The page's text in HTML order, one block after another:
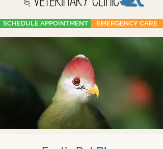
SCHEDULE APPOINTMENT EMERGENCY CARE